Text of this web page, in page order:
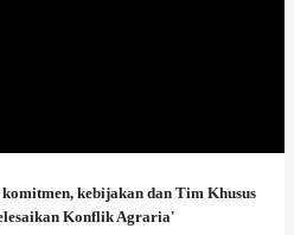
kebijakan dan Tim Khusus
Konflik Agraria'